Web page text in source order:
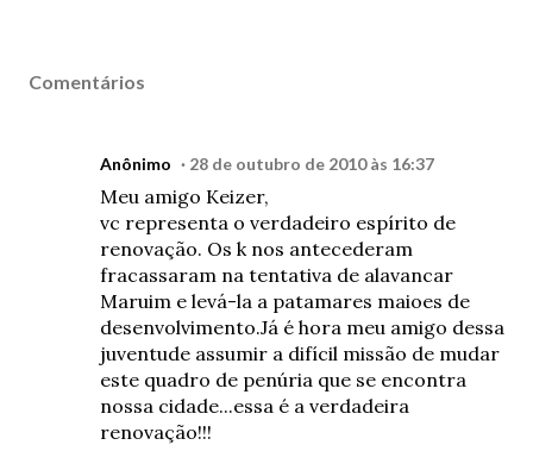
Comentários
Anônimo 28 de outubro de 2010 às 16:37
Meu amigo Keizer,
vc representa o verdadeiro espírito de
renovação. Os k nos antecederam
fracassaram na tentativa de alavancar
Maruim e levá-la a patamares maioes de
desenvolvimento.Já é hora meu amigo dessa
juventude assumir a difícil missão de mudar
este quadro de penúria que se encontra
nossa cidade...essa é a verdadeira
renovação!!!